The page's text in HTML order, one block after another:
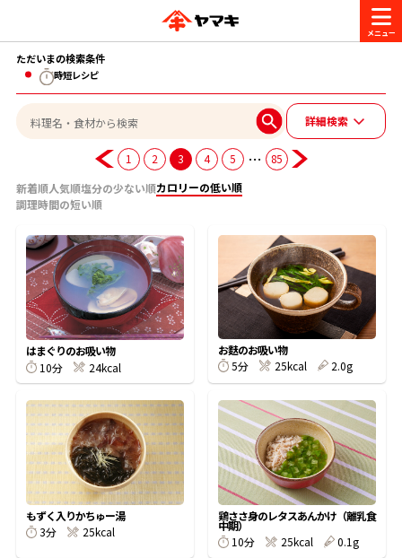
商品情報
ヤマキ『めんつゆ』 ヤマキ 割烹白だし
旨さ、別格。だし屋の鍋 韓福善シリーズ
レシピ
おいしいレシピを探す
おいしいレシピトップ
主食レシピ
主菜レシピ
汁物レシピ
時短レシピ
かつお節・だしを楽しむ
かつお節・だしを知る
だしの取り方
かつお節の削り方
かつお節・だしをもっと知る
ヤマキ かつお節プラス®
CM・キャンペーン
キャンペーン一覧
企業・採用情報
企業情報
- 百年対話
- ヤマキ かつお節プラス®
採用情報
お問い合わせ
ヤマキお客様相談室
オンラインショップ
コミュニティサイト
Global
ただいまの検索条件
時短レシピ
詳細検索
1 2 3 4 5 …
85
新着順人気順塩分の少ない順カロリーの低い順
調理時間の短い順
はまぐりのお吸い物
10分
24kcal
お麩のお吸い物
5分
25kcal 2.0g
もずく入りかちゅー湯
3分
25kcal
鶏ささ身のレタスあんかけ（離乳食
中期）
10分
25kcal 0.1g